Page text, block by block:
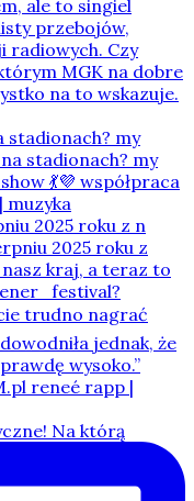
stadionach? my
2025 roku z n
Na którą